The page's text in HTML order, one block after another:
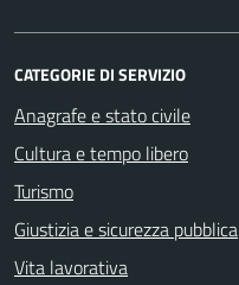
CATEGORIE DI SERVIZIO
Anagrafe e stato civile
Cultura e tempo libero
Turismo
Giustizia e sicurezza pubblica
Vita lavorativa